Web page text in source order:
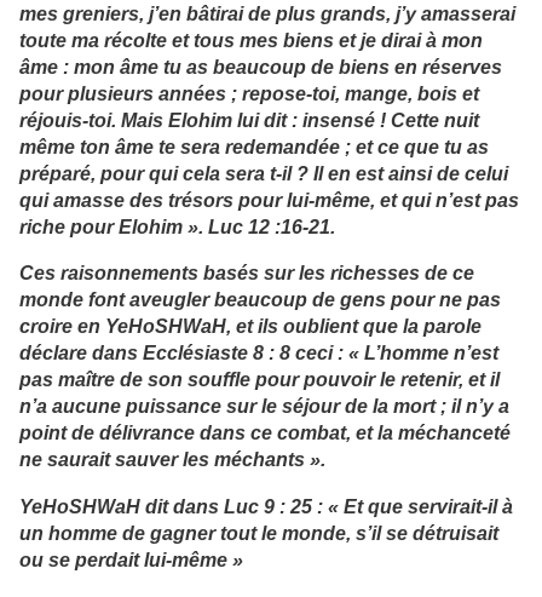
mes greniers, j’en bâtirai de plus grands, j’y amasserai
toute ma récolte et tous mes biens et je dirai à mon
âme : mon âme tu as beaucoup de biens en réserves
pour plusieurs années ; repose-toi, mange, bois et
réjouis-toi. Mais Elohim lui dit : insensé ! Cette nuit
même ton âme te sera redemandée ; et ce que tu as
préparé, pour qui cela sera t-il ? Il en est ainsi de celui
qui amasse des trésors pour lui-même, et qui n’est pas
riche pour Elohim ». Luc 12 :16-21.
Ces raisonnements basés sur les richesses de ce
monde font aveugler beaucoup de gens pour ne pas
croire en YeHoSHWaH, et ils oublient que la parole
déclare dans Ecclésiaste 8 : 8 ceci : « L’homme n’est
pas maître de son souffle pour pouvoir le retenir, et il
n’a aucune puissance sur le séjour de la mort ; il n’y a
point de délivrance dans ce combat, et la méchanceté
ne saurait sauver les méchants ».
YeHoSHWaH dit dans Luc 9 : 25 : « Et que servirait-il à
un homme de gagner tout le monde, s’il se détruisait
ou se perdait lui-même »